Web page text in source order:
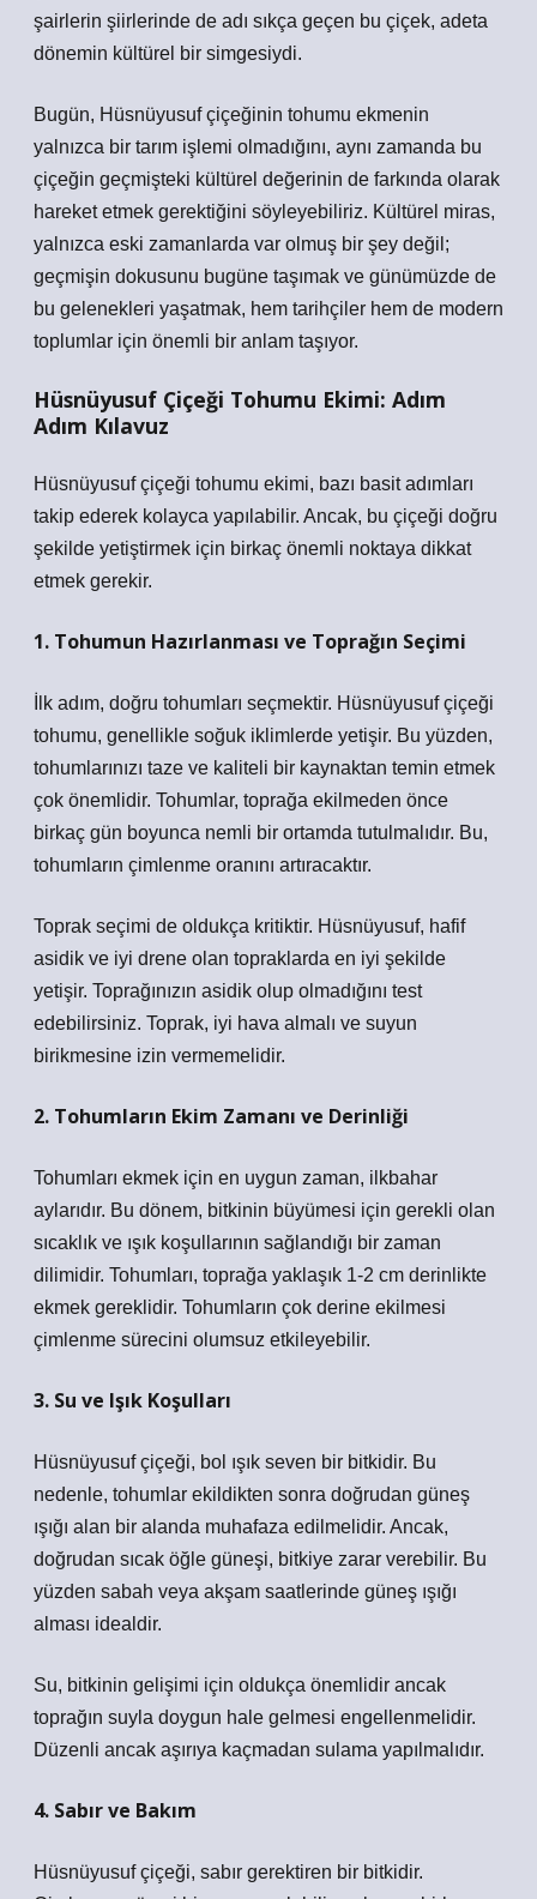
şairlerin şiirlerinde de adı sıkça geçen bu çiçek, adeta
dönemin kültürel bir simgesiydi.
Bugün, Hüsnüyusuf çiçeğinin tohumu ekmenin
yalnızca bir tarım işlemi olmadığını, aynı zamanda bu
çiçeğin geçmişteki kültürel değerinin de farkında olarak
hareket etmek gerektiğini söyleyebiliriz. Kültürel miras,
yalnızca eski zamanlarda var olmuş bir şey değil;
geçmişin dokusunu bugüne taşımak ve günümüzde de
bu gelenekleri yaşatmak, hem tarihçiler hem de modern
toplumlar için önemli bir anlam taşıyor.
Hüsnüyusuf Çiçeği Tohumu Ekimi: Adım
Adım Kılavuz
Hüsnüyusuf çiçeği tohumu ekimi, bazı basit adımları
takip ederek kolayca yapılabilir. Ancak, bu çiçeği doğru
şekilde yetiştirmek için birkaç önemli noktaya dikkat
etmek gerekir.
1. Tohumun Hazırlanması ve Toprağın Seçimi
İlk adım, doğru tohumları seçmektir. Hüsnüyusuf çiçeği
tohumu, genellikle soğuk iklimlerde yetişir. Bu yüzden,
tohumlarınızı taze ve kaliteli bir kaynaktan temin etmek
çok önemlidir. Tohumlar, toprağa ekilmeden önce
birkaç gün boyunca nemli bir ortamda tutulmalıdır. Bu,
tohumların çimlenme oranını artıracaktır.
Toprak seçimi de oldukça kritiktir. Hüsnüyusuf, hafif
asidik ve iyi drene olan topraklarda en iyi şekilde
yetişir. Toprağınızın asidik olup olmadığını test
edebilirsiniz. Toprak, iyi hava almalı ve suyun
birikmesine izin vermemelidir.
2. Tohumların Ekim Zamanı ve Derinliği
Tohumları ekmek için en uygun zaman, ilkbahar
aylarıdır. Bu dönem, bitkinin büyümesi için gerekli olan
sıcaklık ve ışık koşullarının sağlandığı bir zaman
dilimidir. Tohumları, toprağa yaklaşık 1-2 cm derinlikte
ekmek gereklidir. Tohumların çok derine ekilmesi
çimlenme sürecini olumsuz etkileyebilir.
3. Su ve Işık Koşulları
Hüsnüyusuf çiçeği, bol ışık seven bir bitkidir. Bu
nedenle, tohumlar ekildikten sonra doğrudan güneş
ışığı alan bir alanda muhafaza edilmelidir. Ancak,
doğrudan sıcak öğle güneşi, bitkiye zarar verebilir. Bu
yüzden sabah veya akşam saatlerinde güneş ışığı
alması idealdir.
Su, bitkinin gelişimi için oldukça önemlidir ancak
toprağın suyla doygun hale gelmesi engellenmelidir.
Düzenli ancak aşırıya kaçmadan sulama yapılmalıdır.
4. Sabır ve Bakım
Hüsnüyusuf çiçeği, sabır gerektiren bir bitkidir.